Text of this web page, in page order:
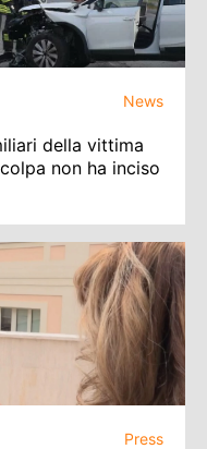
News
della vittima
non ha inciso
Press